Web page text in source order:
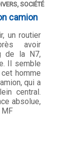
SOCIÉTÉ
camion
un routier
avoir
de la N7,
Il semble
homme
qui a
central.
absolue,